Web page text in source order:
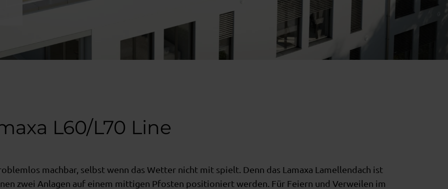
L60/L70 Line
machbar, selbst wenn das Wetter nicht mit spielt. Denn das Lamaxa Lamellendach ist
zwei Anlagen auf einem mittigen Pfosten positioniert werden. Für Feiern und Verweilen im